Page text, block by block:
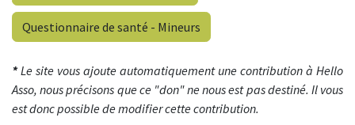
Questionnaire de santé - Mineurs
*Le site vous ajoute automatiquement une contribution à Hello
Asso, nous précisons que ce "don" ne nous est pas destiné. Il vous
est donc possible de modifier cette contribution.